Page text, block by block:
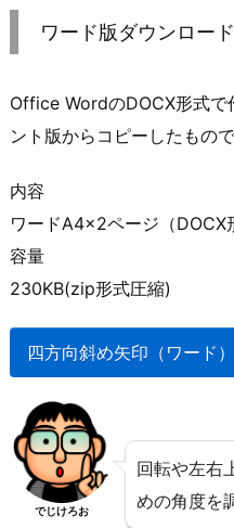
ワード版ダウンロード
Office WordのDOCX形式で
ント版からコピーしたもので
内容
ワードA4×2ページ（DOCX
容量
230KB(zip形式圧縮)
四方向斜め矢印（ワード
でじけろお
回転や左右
めの角度を